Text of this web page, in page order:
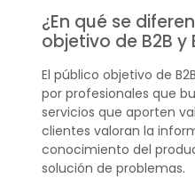
¿En qué se
objetivo de B2B y
El público objetivo de
por profesionales que
servicios que aporten
clientes valoran la
conocimiento del
solución de problemas.